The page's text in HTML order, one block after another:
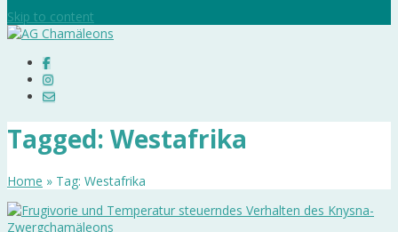
Skip to content
Tagged: Westafrika
Home » Tag: Westafrika